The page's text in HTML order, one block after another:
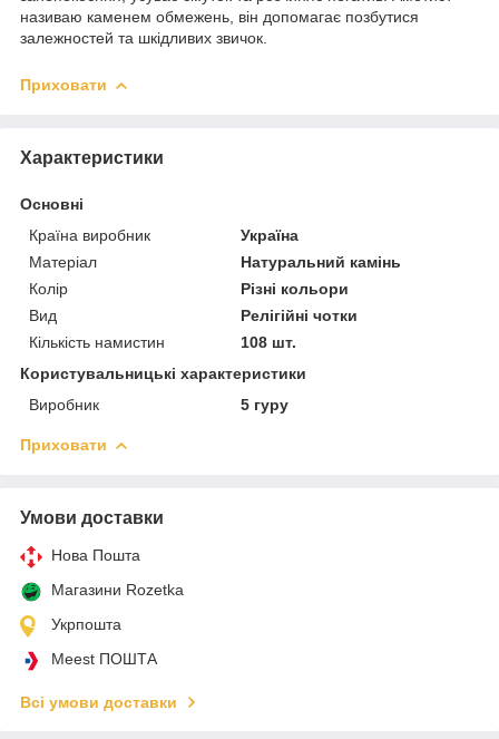
називаю каменем обмежень, він допомагає позбутися
залежностей та шкідливих звичок.
Приховати
Характеристики
Основні
Країна виробник
Україна
Матеріал
Натуральний камінь
Колір
Різні кольори
Вид
Релігійні чотки
Кількість намистин
108 шт.
Користувальницькі характеристики
Виробник
5 гуру
Приховати
Умови доставки
Нова Пошта
Магазини Rozetka
Укрпошта
Meest ПОШТА
Всі умови доставки